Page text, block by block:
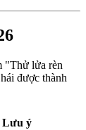
"Thử lửa rèn
được thành
Lưu ý